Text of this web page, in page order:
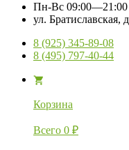
Пн-Вс 09:00—21:00
ул. Братиславская,
8 (925) 345-89-08
8 (495) 797-40-44
Корзина
Всего 0 ₽